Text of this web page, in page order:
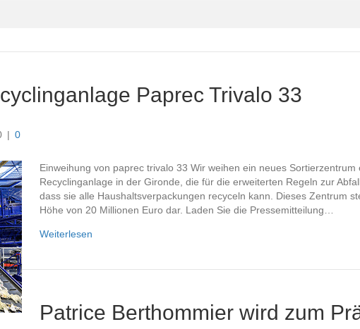
Paprec Trivalo 33
| 0
Einweihung von paprec trivalo 33 Wir weihen ein neues Sortierzentrum
Recyclinganlage in der Gironde, die für die erweiterten Regeln zur
dass sie alle Haushaltsverpackungen recyceln kann. Dieses Zentrum
Höhe von 20 Millionen Euro dar. Laden Sie die Pressemitteilung…
Weiterlesen
Patrice Berthommier wird zum